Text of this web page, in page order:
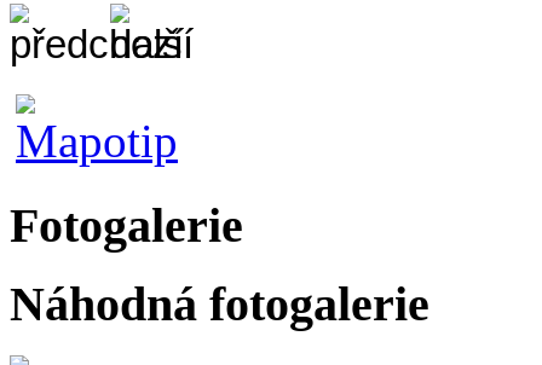
Fotogalerie
Náhodná fotogalerie